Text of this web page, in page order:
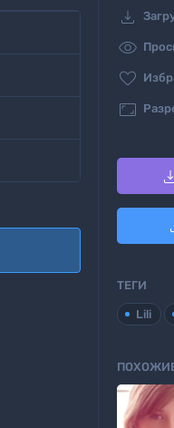




ТЕГИ
Lili